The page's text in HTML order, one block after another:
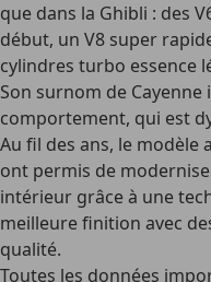
que dans la Ghibli : des
début, un V8 super
cylindres turbo essence
Son surnom de
comportement, qui est
Au fil des ans, le modèle
ont permis de
intérieur grâce à une
meilleure finition avec
qualité.
Toutes les données